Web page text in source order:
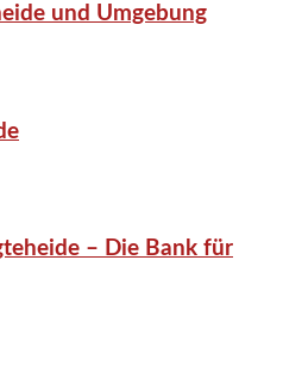
und Umgebung
– Die Bank für